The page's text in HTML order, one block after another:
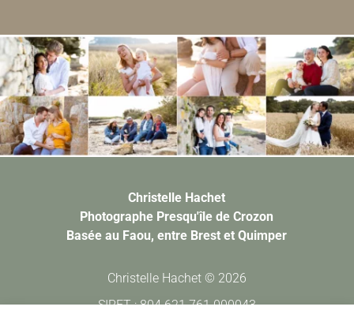
Christelle Hachet
Photographe Presqu'île de Crozon
Basée au Faou, entre Brest et Quimper
Christelle Hachet © 2026
SIRET : 804 621 761 000043